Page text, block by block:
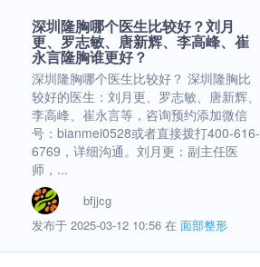
深圳隆胸哪个医生比较好？刘月
更、罗志敏、唐新辉、李高峰、崔
永言隆胸谁更好？
深圳隆胸哪个医生比较好？ 深圳隆胸比
较好的医生：刘月更、罗志敏、唐新辉、
李高峰、崔永言等，咨询预约添加微信
号：bianmei0528或者直接拨打400-616-
6769，详细沟通。刘月更：副主任医
师，...
bfjjcg
发布于 2025-03-12 10:56 在 面部整形